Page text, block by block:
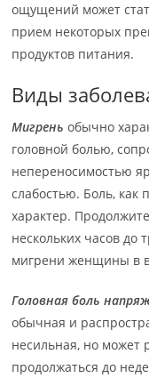
ощущений может
прием некоторых
продуктов питания.
Виды
Мигрень обычно
головной болью,
непереносимостью
слабостью. Боль, как
характер.
нескольких часов до
мигрени женщины в
Головная боль
обычная и
несильная, но может
продолжаться до